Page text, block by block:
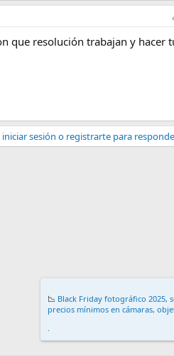
que resolución trabajan y hacer
iniciar sesión o registrarte para
📉 Black Friday fotográfico 2025,
precios mínimos en cámaras,
.